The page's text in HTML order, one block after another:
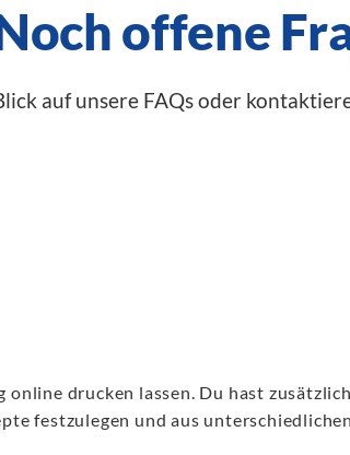
offene
auf unsere FAQs oder
drucken lassen. Du hast
festzulegen und aus unterschiedlichen